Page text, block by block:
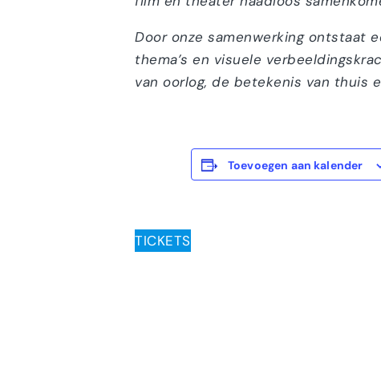
Door onze samenwerking ontstaat
thema’s en visuele
van oorlog, de betekenis van thuis
TICKETS
Toevoegen aan kalender